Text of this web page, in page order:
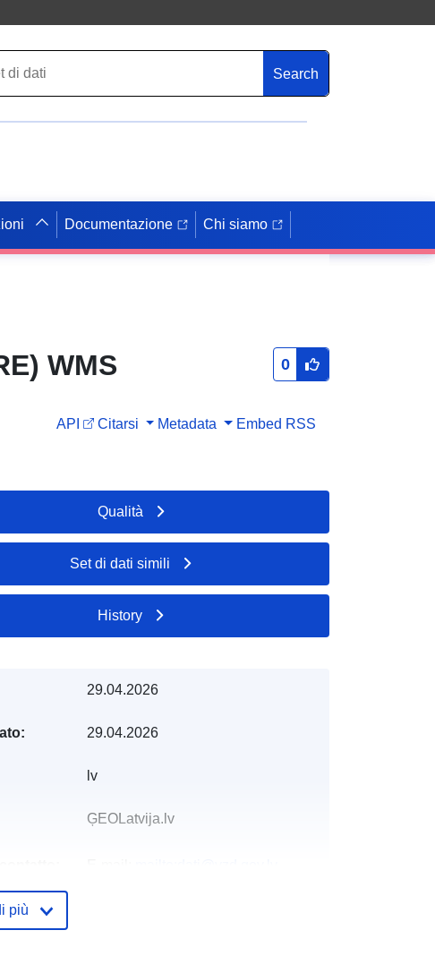
Search
Documentazione Chi siamo
WMS 0
API Citarsi Metadata Embed RSS
Qualità
Set di dati simili
History
29.04.2026
29.04.2026
lv
ĢEOLatvija.lv
del
più